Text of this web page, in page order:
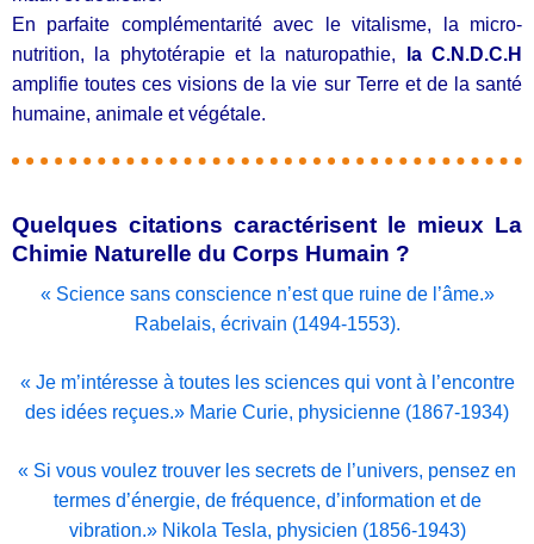
En parfaite complémentarité avec le vitalisme, la micro-
nutrition, la phytotérapie et la naturopathie,
la C.N.D.C.H
amplifie toutes ces visions de la vie sur Terre et de la santé
humaine, animale et végétale.
Quelques citations caractérisent le mieux La
Chimie Naturelle du Corps Humain ?
« Science sans conscience n’est que ruine de l’âme.»
Rabelais, écrivain (1494-1553).
« Je m’intéresse à toutes les sciences qui vont à l’encontre
des idées reçues.» Marie Curie, physicienne (1867-1934)
« Si vous voulez trouver les secrets de l’univers, pensez en
termes d’énergie, de fréquence, d’information et de
vibration.» Nikola Tesla, physicien (1856-1943)